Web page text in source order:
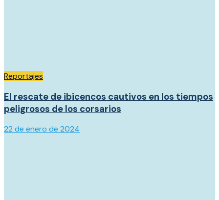
Reportajes
El rescate de ibicencos cautivos en los tiempos
peligrosos de los corsarios
22 de enero de 2024